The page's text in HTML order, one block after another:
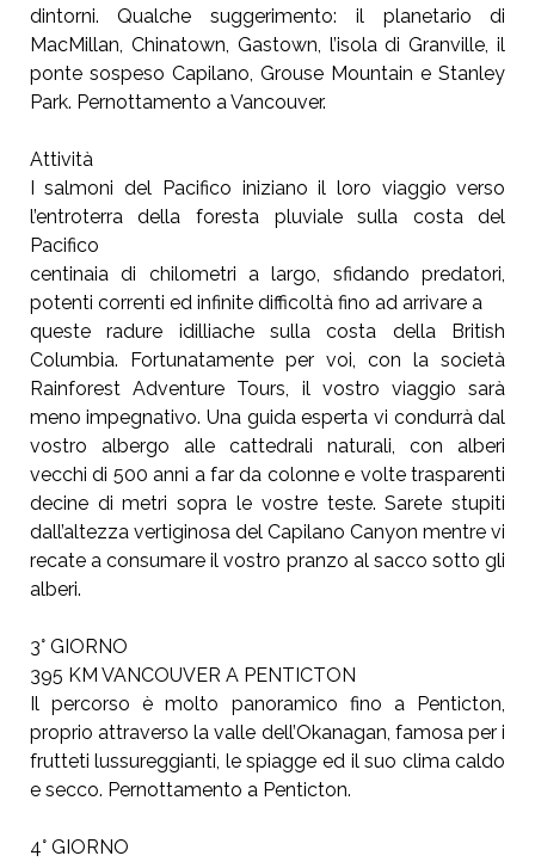
dintorni. Qualche suggerimento: il planetario di
MacMillan, Chinatown, Gastown, l’isola di Granville, il
ponte sospeso Capilano, Grouse Mountain e Stanley
Park. Pernottamento a Vancouver.
Attività
I salmoni del Pacifico iniziano il loro viaggio verso
l’entroterra della foresta pluviale sulla costa del
Pacifico
centinaia di chilometri a largo, sfidando predatori,
potenti correnti ed infinite difficoltà fino ad arrivare a
queste radure idilliache sulla costa della British
Columbia. Fortunatamente per voi, con la società
Rainforest Adventure Tours, il vostro viaggio sarà
meno impegnativo. Una guida esperta vi condurrà dal
vostro albergo alle cattedrali naturali, con alberi
vecchi di 500 anni a far da colonne e volte trasparenti
decine di metri sopra le vostre teste. Sarete stupiti
dall’altezza vertiginosa del Capilano Canyon mentre vi
recate a consumare il vostro pranzo al sacco sotto gli
alberi.
3° GIORNO
395 KM VANCOUVER A PENTICTON
Il percorso è molto panoramico fino a Penticton,
proprio attraverso la valle dell’Okanagan, famosa per i
frutteti lussureggianti, le spiagge ed il suo clima caldo
e secco. Pernottamento a Penticton.
4° GIORNO